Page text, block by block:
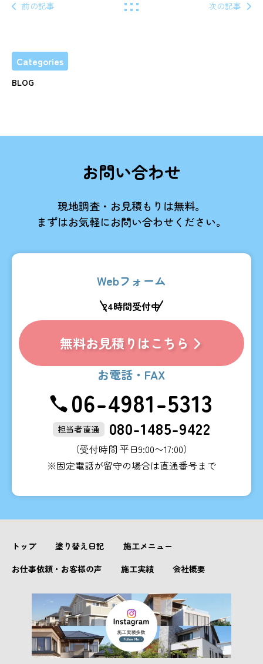
前の記事 次の記事
Categories
BLOG
お問い合わせ
現地調査・お見積もりは無料。
まずはお気軽にお問い合わせください。
お電話・FAX
06-4981-5313
担当者直通 080-1485-9422
（受付時間 平日9:00〜17:00）
※固定電話が留守の場合は直通番号まで
Webフォーム
24時間受付中
無料お見積りはこちら
トップ 塗り替え日記
施工メニュー
お仕事依頼・お客様の声
施工実績 会社概要